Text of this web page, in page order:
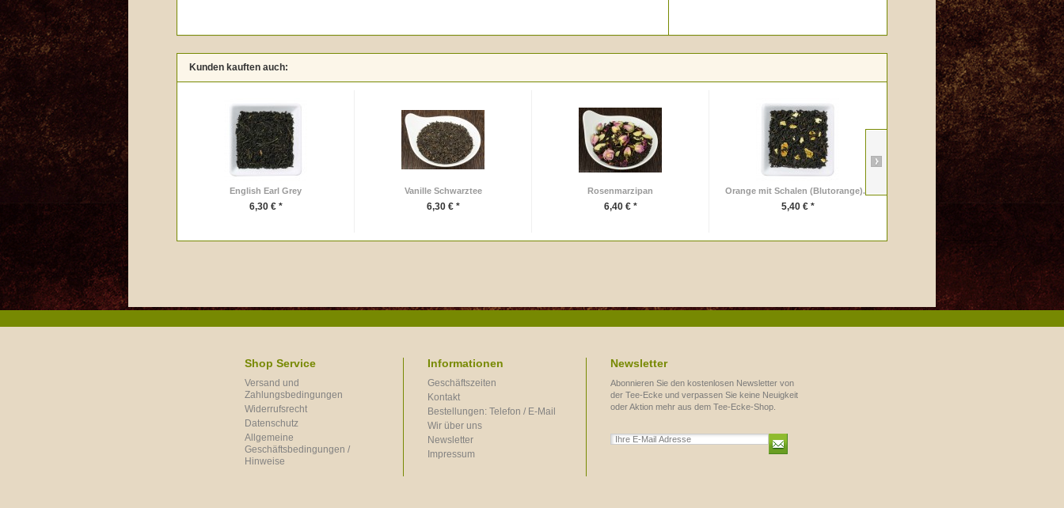
Kunden kauften auch:
English Earl Grey
6,30 € *
Vanille Schwarztee
6,30 € *
Rosenmarzipan
6,40 € *
Orange mit Schalen (Blutorange)...
5,40 € *
Cranberry-Mandarine
6,30 € *
Shop Service
Versand und
Zahlungsbedingungen
Widerrufsrecht
Datenschutz
Allgemeine
Geschäftsbedingungen /
Hinweise
Informationen
Geschäftszeiten
Kontakt
Bestellungen: Telefon / E-Mail
Wir über uns
Newsletter
Impressum
Newsletter
Abonnieren Sie den kostenlosen Newsletter von
der Tee-Ecke und verpassen Sie keine Neuigkeit
oder Aktion mehr aus dem Tee-Ecke-Shop.